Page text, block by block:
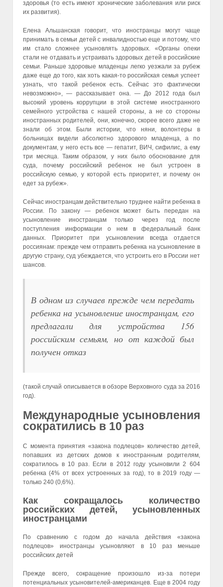
здоровья (то есть имеют хронические заболевания или риск
их развития).
Елена Альшанская говорит, что иностранцы могут чаще
принимать в семьи детей с инвалидностью еще и потому, что
им стало сложнее усыновлять здоровых. «Органы опеки
стали не отдавать и устраивать здоровых детей в российские
семьи. Раньше здоровые младенцы легко уезжали за рубеж
даже еще до того, как хоть какая-то российская семья успеет
узнать, что такой ребенок есть. Сейчас это фактически
невозможно», — рассказывает она. — До 2012 года был
высокий уровень коррупции в этой системе иностранного
семейного устройства с нашей стороны, а не со стороны
иностранных родителей, они, конечно, скорее всего даже не
знали об этом. Были истории, что няни, волонтеры в
больницах видели абсолютно здорового младенца, а по
документам, у него есть все — гепатит, ВИЧ, сифилис, а ему
три месяца. Таким образом, у них было обоснование для
суда, почему российский ребенок не был устроен в
российскую семью, у которой есть приоритет, и почему он
едет за рубеж».
Сейчас иностранцам действительно труднее найти ребенка в
России. По закону — ребенок может быть передан на
усыновление иностранцам только через год после
поступления информации о нем в федеральный банк
данных. Приоритет при усыновлении всегда отдается
россиянам: прежде чем отправить ребенка на усыновление в
другую страну, суд убеждается, что устроить его в России нет
шансов.
В одном из случаев прежде чем передать
ребенка на усыновление иностранцам, его
предлагали для устройства 156
российским семьям, но от каждой был
получен отказ
(такой случай описывается в обзоре Верховного суда за 2016
год).
Международные усыновления
сократились в 10 раз
С момента принятия «закона подлецов» количество детей,
попавших из детских домов к иностранным родителям,
сократилось в 10 раз. Если в 2012 году усыновили 2 604
ребенка (4% от всех устроенных за год), то в 2019 году —
только 240 (0,6%).
Как сокращалось количество
российских детей, усыновленных
иностранцами
По сравнению с годом до начала действия «закона
подлецов» иностранцы усыновляют в 10 раз меньше
российских детей
Прежде всего, сокращение произошло из-за потери
потенциальных усыновителей-американцев. Еще в 2004 году